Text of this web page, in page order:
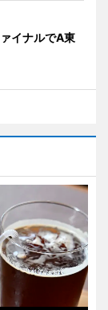
イナルでA東